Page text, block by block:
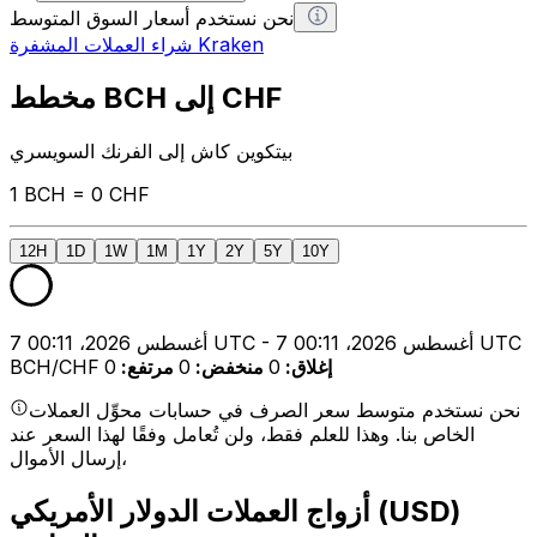
نحن نستخدم أسعار السوق المتوسط
شراء العملات المشفرة Kraken
مخطط BCH إلى CHF
بيتكوين كاش إلى الفرنك السويسري
1 BCH = 0 CHF
12H 1D 1W 1M 1Y 2Y 5Y 10Y
7 أغسطس 2026، 00:11 UTC - 7 أغسطس 2026، 00:11 UTC
BCH/CHF
إغلاق:
0 منخفض:
0 مرتفع:
0
نحن نستخدم متوسط سعر الصرف في حسابات محوِّل العملات
الخاص بنا. وهذا للعلم فقط، ولن تُعامل وفقًا لهذا السعر عند
إرسال الأموال،
أزواج العملات الدولار الأمريكي (USD)